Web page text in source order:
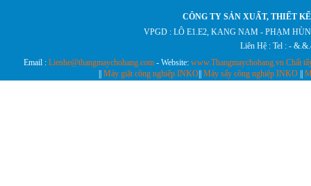
CÔNG TY SẢN XUẤT, THIẾT
VPGD : LÔ E1.E2, KANG NAM - PHẠM
Liên Hệ : Tel : -
Email : Lienhe@thangmaychohang.com - Website: www.Thangmaychohang.vn Chất
Máy giặt công nghiệp INKO Máy sấy công nghiệp INKO